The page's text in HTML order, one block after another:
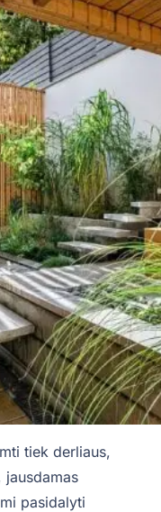
tiek derliaus,
pasidalyti